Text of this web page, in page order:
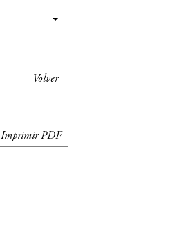
Volver
Imprimir PDF